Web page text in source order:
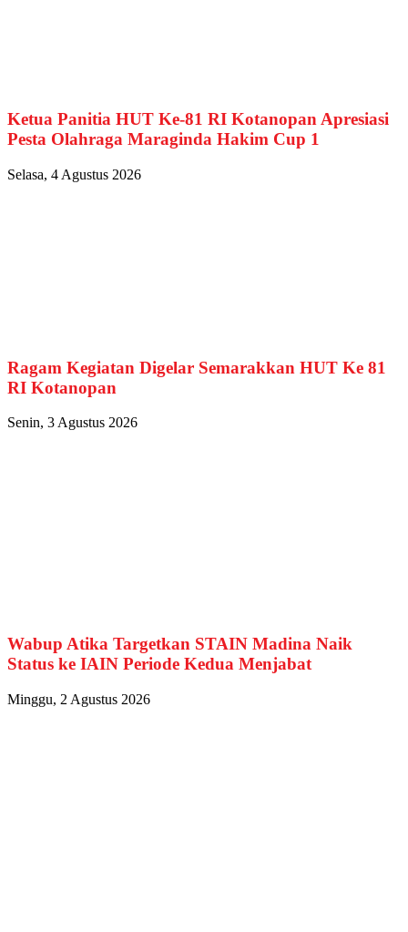
Ketua Panitia HUT Ke-81 RI Kotanopan Apresiasi
Pesta Olahraga Maraginda Hakim Cup 1
Selasa, 4 Agustus 2026
Ragam Kegiatan Digelar Semarakkan HUT Ke 81
RI Kotanopan
Senin, 3 Agustus 2026
Wabup Atika Targetkan STAIN Madina Naik
Status ke IAIN Periode Kedua Menjabat
Minggu, 2 Agustus 2026